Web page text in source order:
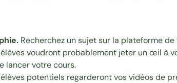
Recherchez un sujet sur la plateforme
voudront probablement jeter un œil à
lancer votre cours.
potentiels regarderont vos vidéos de